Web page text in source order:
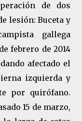
de dos
lesión: Buceta y
gallega
febrero de 2014
afectado el
izquierda y
por quirófano.
15 de marzo,